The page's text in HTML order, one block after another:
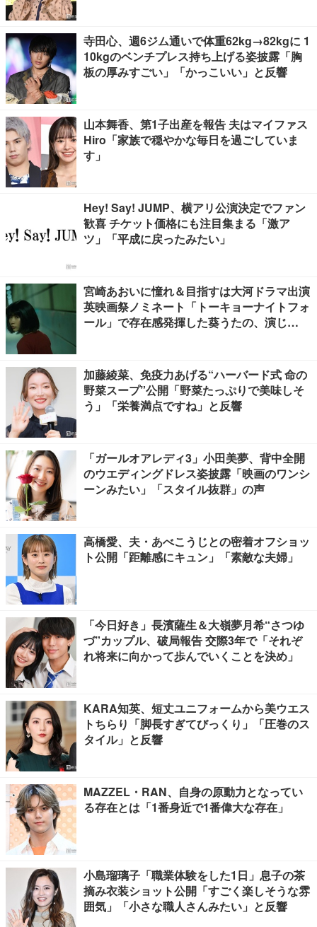
寺田心、週6ジム通いで体重62kg→82kgに 1
10kgのベンチプレス持ち上げる姿披露「胸
板の厚みすごい」「かっこいい」と反響
山本舞香、第1子出産を報告 夫はマイファス
Hiro「家族で穏やかな毎日を過ごしていま
す」
Hey! Say! JUMP、横アリ公演決定でファン
歓喜 チケット価格にも注目集まる「激ア
ツ」「平成に戻ったみたい」
宮崎あおいに憧れ＆目指すは大河ドラマ出演
英映画祭ノミネート「トーキョーナイトフォ
ール」で存在感発揮した葵うたの、演じ
加藤綾菜、免疫力あげる“ハーバード式 命の
野菜スープ”公開「野菜たっぷりで美味しそ
う」「栄養満点ですね」と反響
「ガールオアレディ3」小田美夢、背中全開
のウエディングドレス姿披露「映画のワンシ
ーンみたい」「スタイル抜群」の声
高橋愛、夫・あべこうじとの密着オフショッ
ト公開「距離感にキュン」「素敵な夫婦」
「今日好き」長濱薩生＆大嶺夢月希“さつゆ
づ”カップル、破局報告 交際3年で「それぞ
れ将来に向かって歩んでいくことを決め」
KARA知英、短丈ユニフォームから美ウエス
トちらり「脚長すぎてびっくり」「圧巻のス
タイル」と反響
MAZZEL・RAN、自身の原動力となってい
る存在とは「1番身近で1番偉大な存在」
小島瑠璃子「職業体験をした1日」息子の茶
摘み衣装ショット公開「すごく楽しそうな雰
囲気」「小さな職人さんみたい」と反響